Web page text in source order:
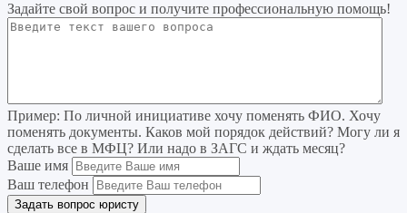
Задайте свой вопрос и получите профессиональную помощь!
Пример: По личной инициативе хочу поменять ФИО. Хочу
поменять документы. Каков мой порядок действий? Могу ли я
сделать все в МФЦ? Или надо в ЗАГС и ждать месяц?
Ваше имя
Ваш телефон